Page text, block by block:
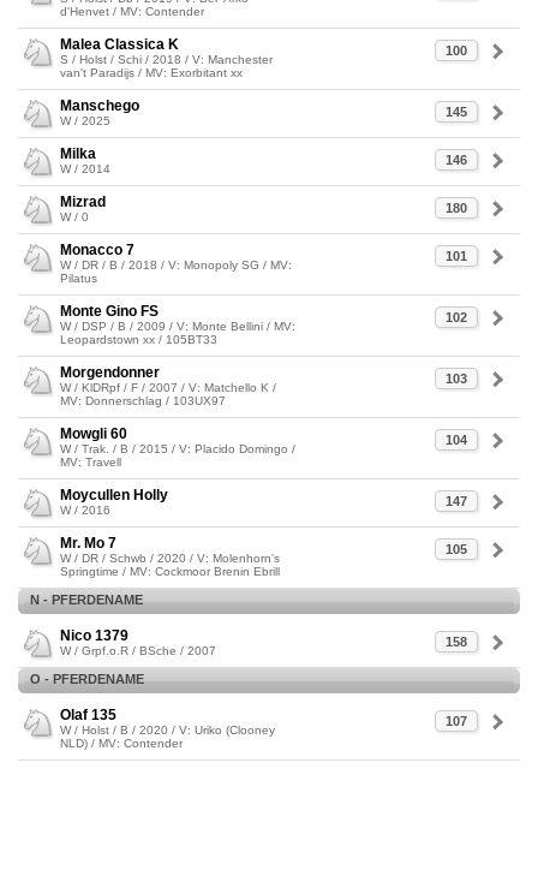
d'Henvet / MV: Contender
100
Malea Classica K
S / Holst / Schi / 2018 / V: Manchester
van't Paradijs / MV: Exorbitant xx
145
Manschego
W / 2025
146
Milka
W / 2014
180
Mizrad
W / 0
101
Monacco 7
W / DR / B / 2018 / V: Monopoly SG / MV:
Pilatus
102
Monte Gino FS
W / DSP / B / 2009 / V: Monte Bellini / MV:
Leopardstown xx / 105BT33
103
Morgendonner
W / KlDRpf / F / 2007 / V: Matchello K /
MV: Donnerschlag / 103UX97
104
Mowgli 60
W / Trak. / B / 2015 / V: Placido Domingo /
MV: Travell
147
Moycullen Holly
W / 2016
105
Mr. Mo 7
W / DR / Schwb / 2020 / V: Molenhorn's
Springtime / MV: Cockmoor Brenin Ebrill
N - PFERDENAME
158
Nico 1379
W / Grpf.o.R / BSche / 2007
O - PFERDENAME
107
Olaf 135
W / Holst / B / 2020 / V: Uriko (Clooney
NLD) / MV: Contender